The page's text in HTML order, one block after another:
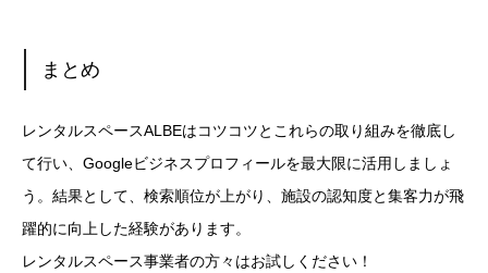
まとめ
レンタルスペースALBEはコツコツとこれらの取り組みを徹底し
て行い、Googleビジネスプロフィールを最大限に活用しましょ
う。結果として、検索順位が上がり、施設の認知度と集客力が飛
躍的に向上した経験があります。
レンタルスペース事業者の方々はお試しください！